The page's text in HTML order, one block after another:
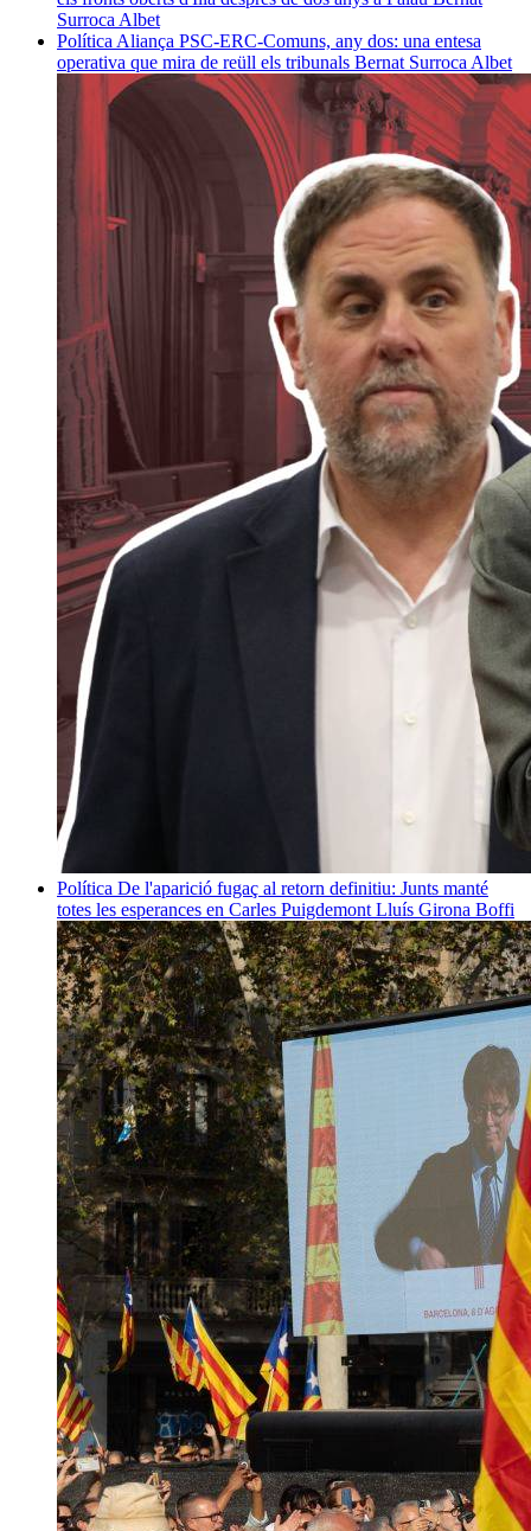
Surroca Albet
Política Aliança PSC-ERC-Comuns, any dos: una entesa
operativa que mira de reüll els tribunals Bernat Surroca Albet
Política De l'aparició fugaç al retorn definitiu: Junts manté
totes les esperances en Carles Puigdemont Lluís Girona Boffi